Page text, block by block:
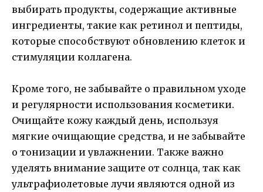
выбирать продукты, содержащие активные
ингредиенты, такие как ретинол и пептиды,
которые способствуют обновлению клеток и
стимуляции коллагена.
Кроме того, не забывайте о правильном уходе
и регулярности использования косметики.
Очищайте кожу каждый день, используя
мягкие очищающие средства, и не забывайте
о тонизации и увлажнении. Также важно
уделять внимание защите от солнца, так как
ультрафиолетовые лучи являются одной из